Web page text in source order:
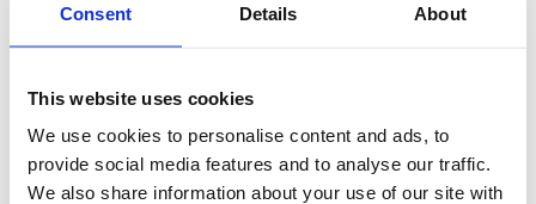
Consent Details About
This website uses cookies
We use cookies to personalise content and ads, to
provide social media features and to analyse our traffic.
We also share information about your use of our site with
komplexen Projektmanagements
und Erfahrung in der
Seit 1972 unterstützen wir die wichtigsten Akteure
der Nuklearindustrie während des gesamten